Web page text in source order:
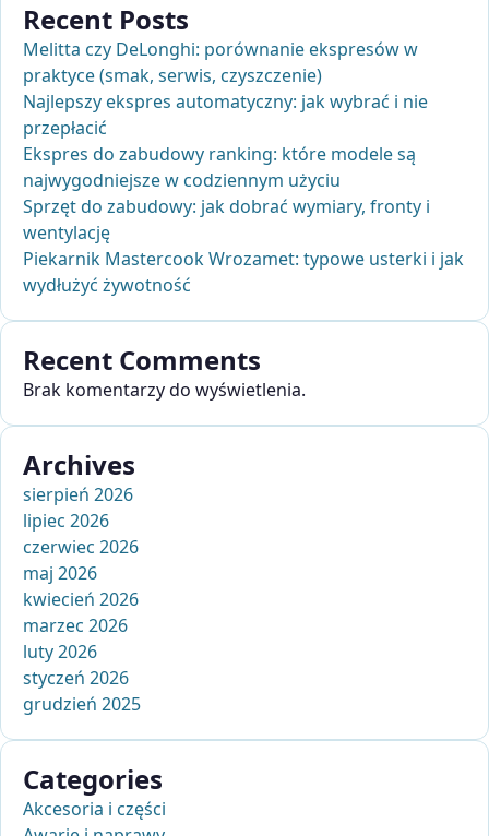
Recent Posts
Melitta czy DeLonghi: porównanie ekspresów w
praktyce (smak, serwis, czyszczenie)
Najlepszy ekspres automatyczny: jak wybrać i nie
przepłacić
Ekspres do zabudowy ranking: które modele są
najwygodniejsze w codziennym użyciu
Sprzęt do zabudowy: jak dobrać wymiary, fronty i
wentylację
Piekarnik Mastercook Wrozamet: typowe usterki i jak
wydłużyć żywotność
Recent Comments
Brak komentarzy do wyświetlenia.
Archives
sierpień 2026
lipiec 2026
czerwiec 2026
maj 2026
kwiecień 2026
marzec 2026
luty 2026
styczeń 2026
grudzień 2025
Categories
Akcesoria i części